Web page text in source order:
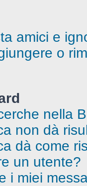
amici e
o
nella
non dà
dà come
un utente?
i miei